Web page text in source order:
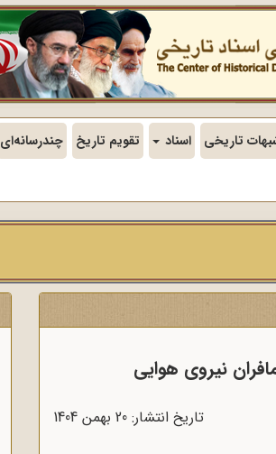
تاریخی اسناد تقویم تاریخ چندرسانه‌ای
تاریخ انتشار: 20 بهمن 1404